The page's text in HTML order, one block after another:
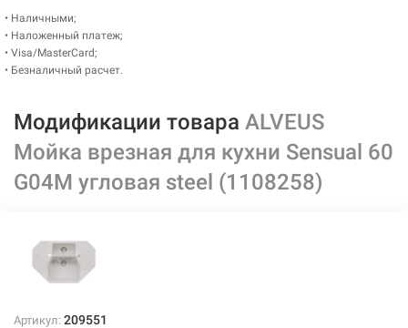
• Наличными;
• Наложенный платеж;
• Visa/MasterCard;
• Безналичный расчет.
Модификации товара ALVEUS
Мойка врезная для кухни Sensual 60
G04M угловая steel (1108258)
Артикул: 209551